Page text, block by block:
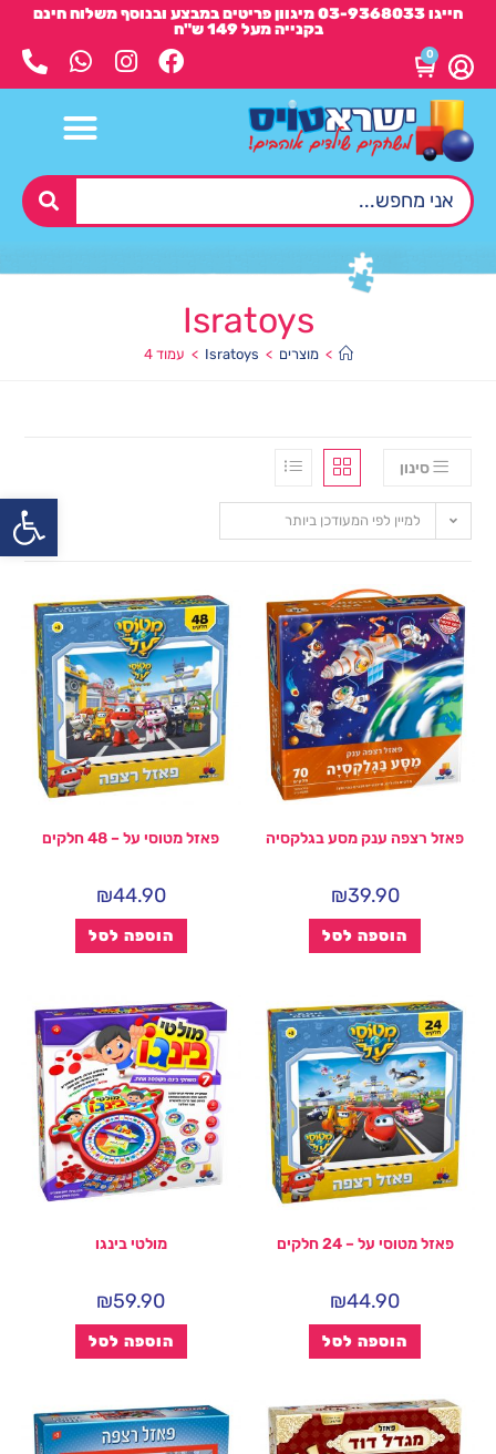
חייגו 03-9368033 מיגוון פריטים במבצע ובנוסף משלוח חינם
בקנייה מעל 149 ש"ח
0
Isratoys
> מוצרים >
Isratoys
> עמוד 4
סינון
למיין לפי המעודכן ביותר
פאזל רצפה ענק מסע בגלקסיה
₪39.90
הוספה לסל
פאזל מטוסי על – 48 חלקים
₪44.90
הוספה לסל
פאזל מטוסי על – 24 חלקים
₪44.90
הוספה לסל
מולטי בינגו
₪59.90
הוספה לסל